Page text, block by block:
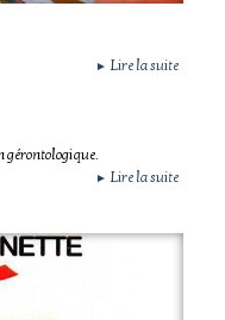
► Lire la suite
gérontologique.
► Lire la suite